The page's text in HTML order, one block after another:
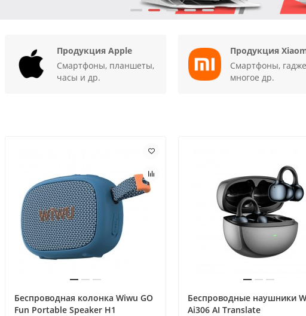
Продукция Apple
Смартфоны, планшеты,
часы и др.
Продукция
Смартфоны,
многое др.
Беспроводная колонка Wiwu GO
Fun Portable Speaker H1
Беспроводные наушники
Ai306 AI Translate